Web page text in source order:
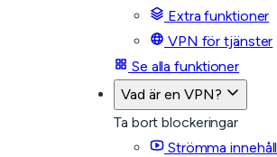
Extra funktioner
VPN för tjänster
Se alla funktioner
Vad är en VPN?
Ta bort blockeringar
Strömma innehåll